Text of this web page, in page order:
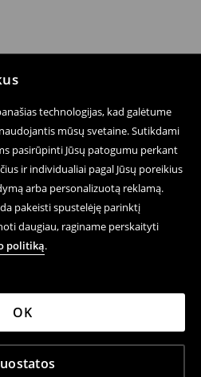
technologijas, kad galėtume
mūsų svetaine. Sutikdami
pasirūpinti Jūsų patogumu perkant
ir individualiai pagal Jūsų poreikius
arba personalizuotą reklamą.
pakeisti spustelėję parinktį
daugiau, raginame perskaityti
politiką.
OK